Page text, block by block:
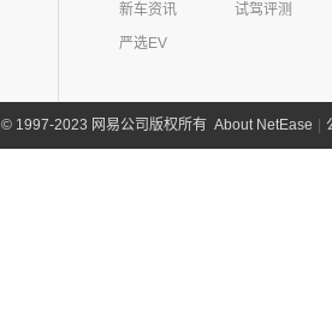
新车资讯
试驾评测
严选EV
©1997-2023 网易公司版权所有 About NetEase